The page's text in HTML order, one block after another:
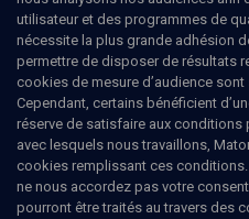
Ajouter Partager J’aime
utilisateur et des programmes de
nécessite la plus grande adhésion
permettre de disposer de résultats
cookies de mesure d’audience
Cependant, certains bénéficient
réserve de satisfaire aux conditions
avec lesquels nous travaillons,
cookies remplissant ces
ne nous accordez pas votre
pourront être traités au travers des